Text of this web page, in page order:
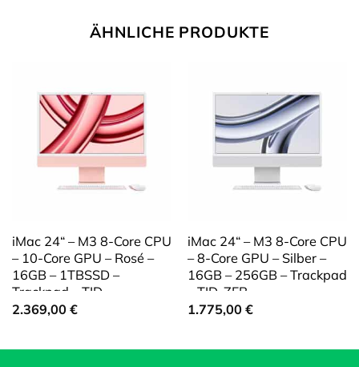
ÄHNLICHE PRODUKTE
iMac 24“ – M3 8-Core CPU
– 10-Core GPU – Rosé –
16GB – 1TBSSD –
Trackpad – TID
2.369,00 €
iMac 24“ – M3 8-Core CPU
– 8-Core GPU – Silber –
16GB – 256GB – Trackpad
– TID-ZFB
1.775,00 €